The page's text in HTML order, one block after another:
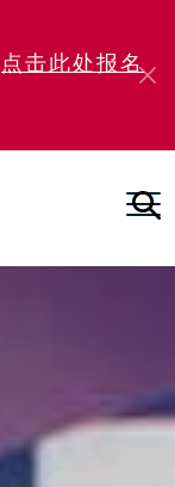
点击此处报名